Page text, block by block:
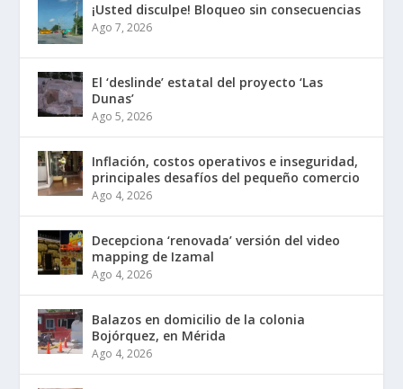
¡Usted disculpe! Bloqueo sin consecuencias
Ago 7, 2026
El ‘deslinde’ estatal del proyecto ‘Las
Dunas’
Ago 5, 2026
Inflación, costos operativos e inseguridad,
principales desafíos del pequeño comercio
Ago 4, 2026
Decepciona ‘renovada’ versión del video
mapping de Izamal
Ago 4, 2026
Balazos en domicilio de la colonia
Bojórquez, en Mérida
Ago 4, 2026